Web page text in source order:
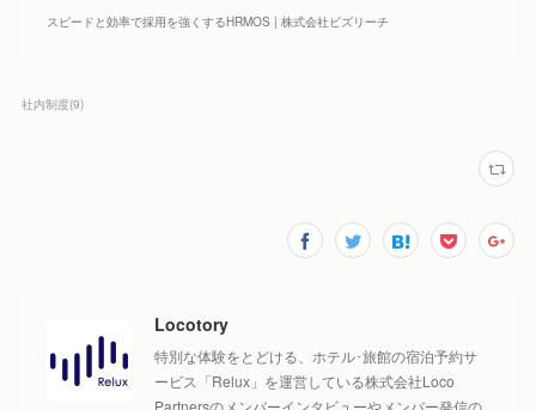
スピードと効率で採用を強くするHRMOS | 株式会社ビズリーチ
社内制度(9)
Locotory
特別な体験をとどける、ホテル･旅館の宿泊予約サ
ービス「Relux」を運営している株式会社Loco
Partnersのメンバーインタビューやメンバー発信の